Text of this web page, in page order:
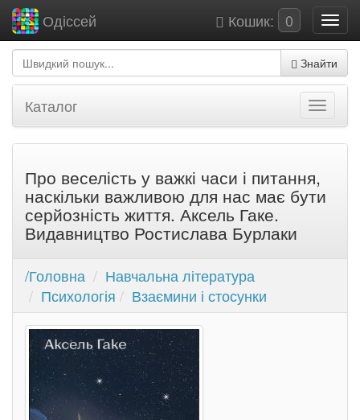
Кошик: 0
Одіссей
Знайти
Каталог
Про веселість у важкі часи і питання,
наскільки важливою для нас має бути
серйозність життя. Аксель Гаке.
Видавництво Ростислава Бурлаки
/Головна
Навчальна література
Психологія
Взаємини і стосунки